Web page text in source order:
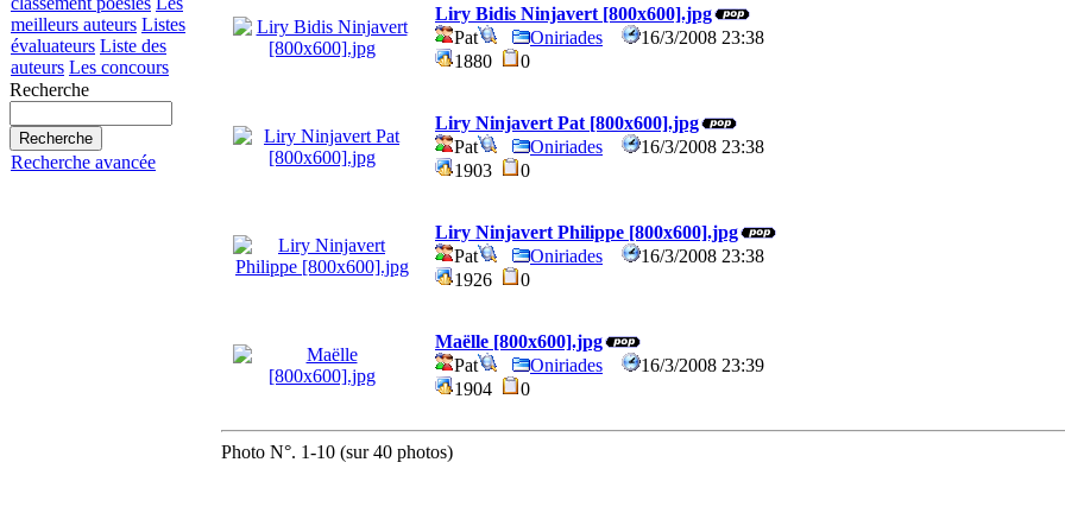
meilleurs auteurs Listes
évaluateurs Liste des
auteurs Les concours
Recherche
Recherche avancée
Liry Bidis Ninjavert [800x600].jpg
Pat
Oniriades
16/3/2008 23:38
1880
0
Liry Ninjavert Pat [800x600].jpg
Pat
Oniriades
16/3/2008 23:38
1903
0
Liry Ninjavert Philippe [800x600].jpg
Pat
Oniriades
16/3/2008 23:38
1926
0
Maëlle [800x600].jpg
Pat
Oniriades
16/3/2008 23:39
1904
0
Photo N°. 1-10 (sur 40 photos)